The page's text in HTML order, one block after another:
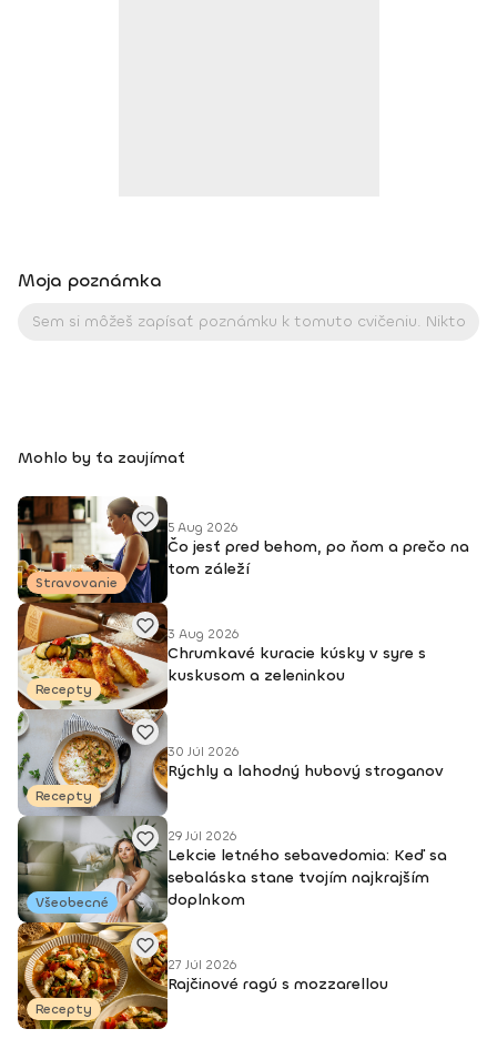
Moja poznámka
Mohlo by ťa zaujímať
Stravovanie
5 Aug 2026
Čo jesť pred behom, po ňom a prečo na
tom záleží
Recepty
3 Aug 2026
Chrumkavé kuracie kúsky v syre s
kuskusom a zeleninkou
Recepty
30 Júl 2026
Rýchly a lahodný hubový stroganov
Všeobecné
29 Júl 2026
Lekcie letného sebavedomia: Keď sa
sebaláska stane tvojím najkrajším
doplnkom
Recepty
27 Júl 2026
Rajčinové ragú s mozzarellou